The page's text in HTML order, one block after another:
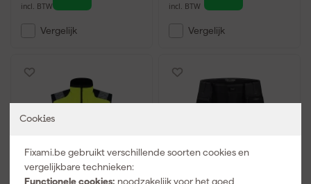
Cookies
Fixami.be gebruikt verschillende soorten cookies en
vergelijkbare technieken:
Functionele cookies: noodzakelijk voor het goed
incl. BTW
Vergelijk
incl. BTW
Vergelijk